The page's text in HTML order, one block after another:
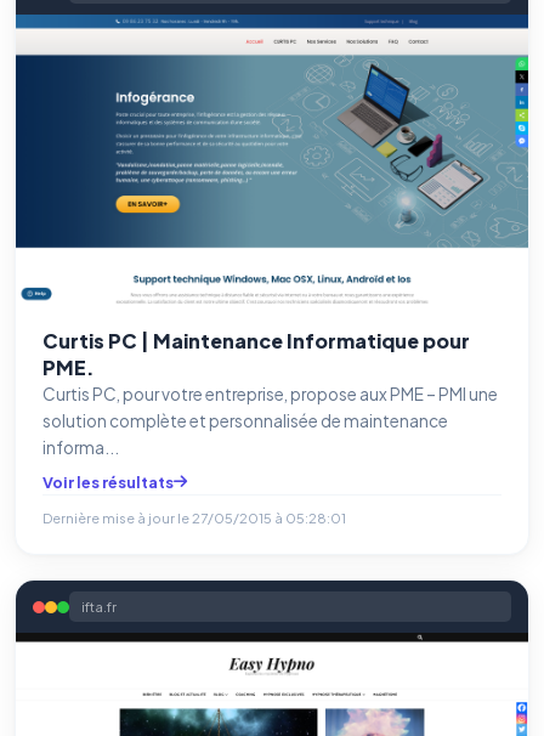
Curtis PC | Maintenance Informatique pour
PME‎.
Curtis PC, pour votre entreprise, propose aux PME – PMI une
solution complète et personnalisée de maintenance
informa...
Voir les résultats
Dernière mise à jour le 27/05/2015 à 05:28:01
ifta.fr